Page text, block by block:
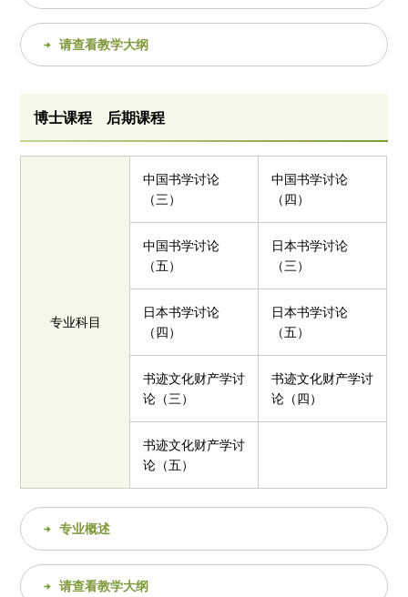
请查看教学大纲
博士课程 后期课程
专业科目
中国书学讨论
（三）
中国书学讨论
（四）
中国书学讨论
（五）
日本书学讨论
（三）
日本书学讨论
（四）
日本书学讨论
（五）
书迹文化财产学讨
论（三）
书迹文化财产学讨
论（四）
书迹文化财产学讨
论（五）
专业概述
请查看教学大纲